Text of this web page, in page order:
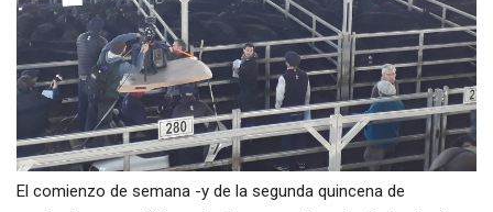
El comienzo de semana -y de la segunda quincena de